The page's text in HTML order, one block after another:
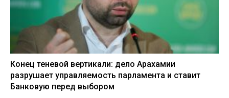
Конец теневой вертикали: дело Арахамии
разрушает управляемость парламента и ставит
Банковую перед выбором